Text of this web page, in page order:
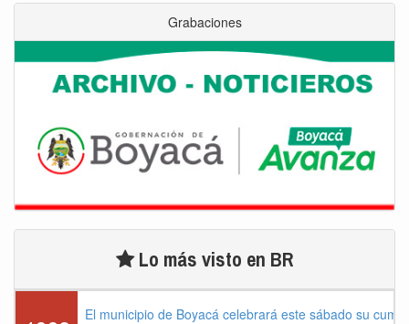
Grabaciones
Lo más visto en BR
El municipio de Boyacá celebrará este sábado su